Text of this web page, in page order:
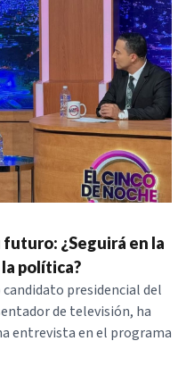
¿Seguirá en la
política?
presidencial del
de televisión, ha
entrevista en el programa